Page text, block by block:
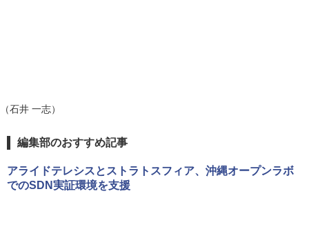
（石井 一志）
編集部のおすすめ記事
アライドテレシスとストラトスフィア、沖縄オープンラボ
でのSDN実証環境を支援